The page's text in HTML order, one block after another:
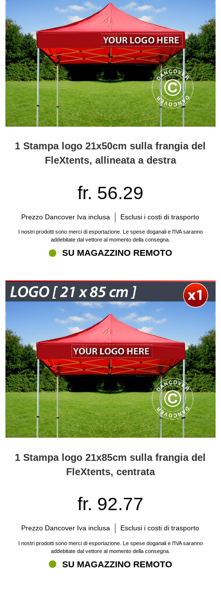
1 Stampa logo 21x50cm sulla frangia del
FleXtents, allineata a destra
fr. 56.29
Prezzo Dancover Iva inclusa Esclusi i costi di trasporto
I nostri prodotti sono merci di esportazione. Le spese doganali e l'IVA saranno
addebitate dal vettore al momento della consegna.
SU MAGAZZINO REMOTO
1 Stampa logo 21x85cm sulla frangia del
FleXtents, centrata
fr. 92.77
Prezzo Dancover Iva inclusa Esclusi i costi di trasporto
I nostri prodotti sono merci di esportazione. Le spese doganali e l'IVA saranno
addebitate dal vettore al momento della consegna.
SU MAGAZZINO REMOTO